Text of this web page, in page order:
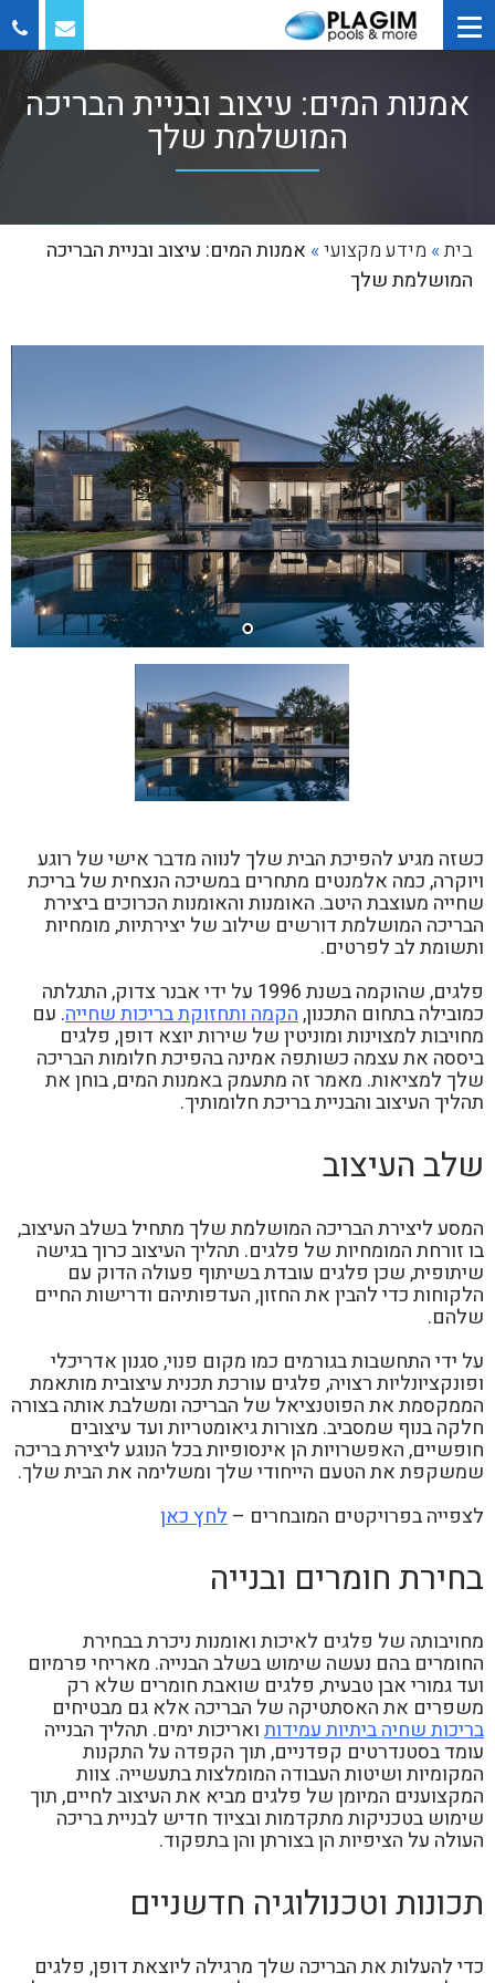
אמנות המים: עיצוב ובניית הבריכה
המושלמת שלך
בית» מידע מקצועי» אמנות המים: עיצוב ובניית הבריכה
המושלמת שלך
כשזה מגיע להפיכת הבית שלך לנווה מדבר אישי של רוגע
ויוקרה, כמה אלמנטים מתחרים במשיכה הנצחית של בריכת
שחייה מעוצבת היטב. האומנות והאומנות הכרוכים ביצירת
הבריכה המושלמת דורשים שילוב של יצירתיות, מומחיות
ותשומת לב לפרטים.
פלגים, שהוקמה בשנת 1996 על ידי אבנר צדוק, התגלתה
כמובילה בתחום התכנון,הקמה ותחזוקת בריכות שחייה. עם
מחויבות למצוינות ומוניטין של שירות יוצא דופן, פלגים
ביססה את עצמה כשותפה אמינה בהפיכת חלומות הבריכה
שלך למציאות. מאמר זה מתעמק באמנות המים, בוחן את
תהליך העיצוב והבניית בריכת חלומותיך.
שלב העיצוב
המסע ליצירת הבריכה המושלמת שלך מתחיל בשלב העיצוב,
בו זורחת המומחיות של פלגים. תהליך העיצוב כרוך בגישה
שיתופית, שכן פלגים עובדת בשיתוף פעולה הדוק עם
הלקוחות כדי להבין את החזון, העדפותיהם ודרישות החיים
שלהם.
על ידי התחשבות בגורמים כמו מקום פנוי, סגנון אדריכלי
ופונקציונליות רצויה, פלגים עורכת תכנית עיצובית מותאמת
הממקסמת את הפוטנציאל של הבריכה ומשלבת אותה בצורה
חלקה בנוף שמסביב. מצורות גיאומטריות ועד עיצובים
חופשיים, האפשרויות הן אינסופיות בכל הנוגע ליצירת בריכה
שמשקפת את הטעם הייחודי שלך ומשלימה את הבית שלך.
לצפייה בפרויקטים המובחרים –לחץ כאן
בחירת חומרים ובנייה
מחויבותה של פלגים לאיכות ואומנות ניכרת בבחירת
החומרים בהם נעשה שימוש בשלב הבנייה. מאריחי פרמיום
ועד גמורי אבן טבעית, פלגים שואבת חומרים שלא רק
משפרים את האסתטיקה של הבריכה אלא גם מבטיחים
בריכות שחיה ביתיות עמידותואריכות ימים. תהליך הבנייה
עומד בסטנדרטים קפדניים, תוך הקפדה על התקנות
המקומיות ושיטות העבודה המומלצות בתעשייה. צוות
המקצוענים המיומן של פלגים מביא את העיצוב לחיים, תוך
שימוש בטכניקות מתקדמות ובציוד חדיש לבניית בריכה
העולה על הציפיות הן בצורתן והן בתפקוד.
תכונות וטכנולוגיה חדשניים
כדי להעלות את הבריכה שלך מרגילה ליוצאת דופן, פלגים